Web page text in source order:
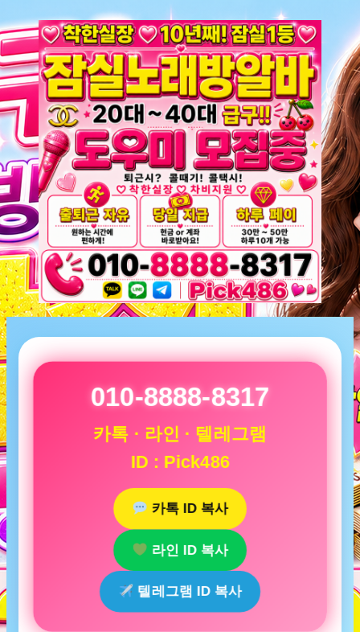
010-8888-8317
카톡 · 라인 · 텔레그램
ID : Pick486
카톡 ID 복사
라인 ID 복사
텔레그램 ID 복사